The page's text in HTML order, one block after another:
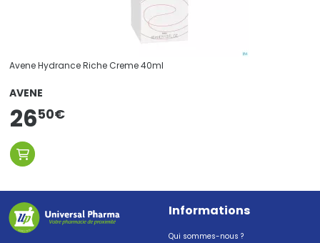
Avene Hydrance Riche Creme 40ml
AVENE
2650€
Informations
Qui sommes-nous ?